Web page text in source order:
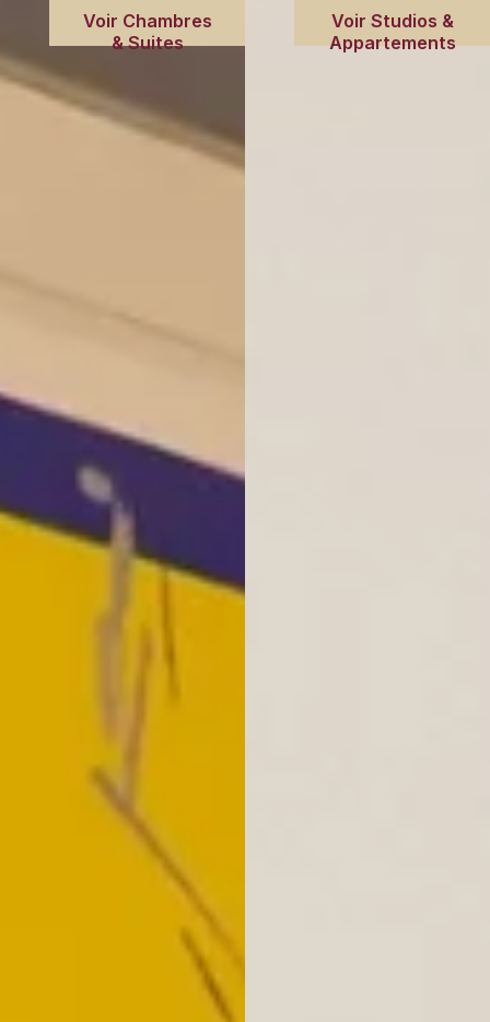
Voir Chambres
& Suites
Voir Studios &
Appartements